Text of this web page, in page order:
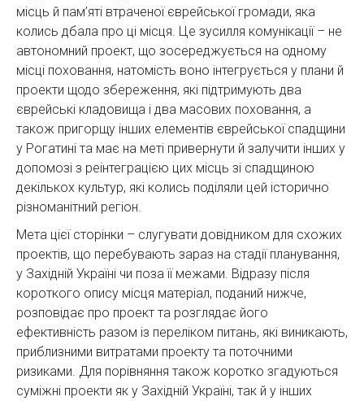
місць й пам’яті втраченої єврейської громади, яка
колись дбала про ці місця. Це зусилля комунікації – не
автономний проект, що зосереджується на одному
місці поховання, натомість воно інтегрується у плани й
проекти щодо збереження, які підтримують два
єврейські кладовища і два масових поховання, а
також пригорщу інших елементів єврейської спадщини
у Рогатині та має на меті привернути й залучити інших у
допомозі з реінтеграцією цих місць зі спадщиною
декількох культур, які колись поділяли цей історично
різноманітний регіон.
Мета цієї сторінки – слугувати довідником для схожих
проектів, що перебувають зараз на стадії планування,
у Західній Україні чи поза її межами. Відразу після
короткого опису місця матеріал, поданий нижче,
розповідає про проект та розглядає його
ефективність разом із переліком питань, які виникають,
приблизними витратами проекту та поточними
ризиками. Для порівняння також коротко згадуються
суміжні проекти як у Західній Україні, так й у інших